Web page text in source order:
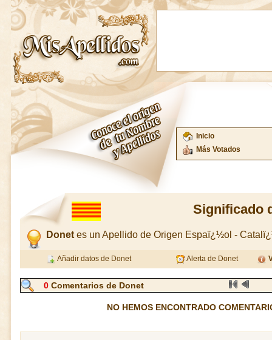
Inicio
Más Votados
Significado
Donet es un Apellido de Origen Espaï¿½ol -
Añadir datos de Donet Alerta de Donet
0 Comentarios de Donet
NO HEMOS ENCONTRADO